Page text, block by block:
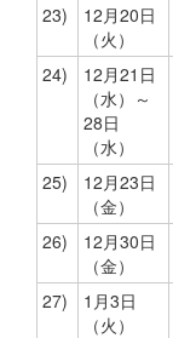
23)
12月20日
（火）
24)
12月21日
（水）～
28日
（水）
25)
12月23日
（金）
26)
12月30日
（金）
27)
1月3日
（火）